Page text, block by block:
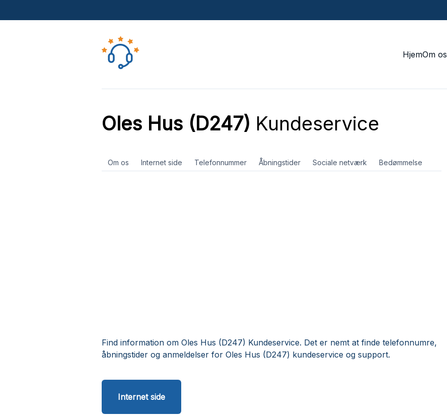
HjemOm os
Oles Hus (D247) Kundeservice
Om os Internet side Telefonnummer Åbningstider Sociale netværk Bedømmelse
Find information om Oles Hus (D247) Kundeservice. Det er nemt at finde telefonnumre,
åbningstider og anmeldelser for Oles Hus (D247) kundeservice og support.
Internet side